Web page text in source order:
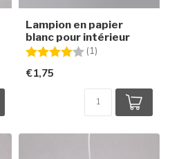
Lampion en papier
blanc pour intérieur
Note:
(1)
€1,75